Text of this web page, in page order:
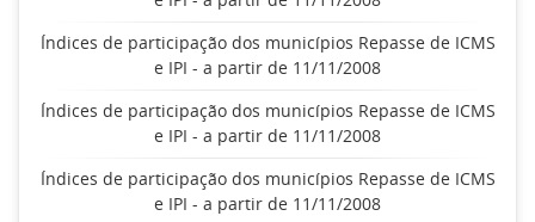
Índices de participação dos municípios Repasse de ICMS
e IPI - a partir de 11/11/2008
Índices de participação dos municípios Repasse de ICMS
e IPI - a partir de 11/11/2008
Índices de participação dos municípios Repasse de ICMS
e IPI - a partir de 11/11/2008